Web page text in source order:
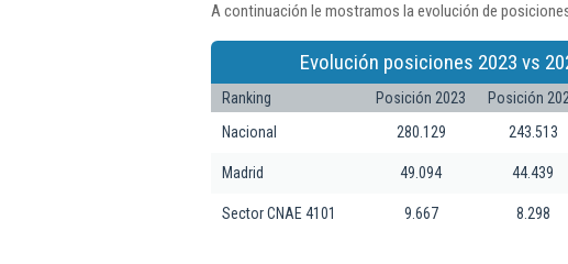
A continuación le mostramos la evolución de
Evolución posiciones 2023 vs
Ranking Posición 2023 Posición
Nacional
280.129 243.513
Madrid 49.094 44.439
Sector CNAE 4101 9.667 8.298